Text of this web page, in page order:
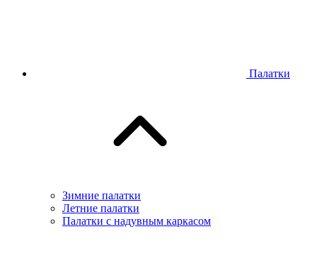
Палатки
Зимние палатки
Летние палатки
Палатки с надувным каркасом